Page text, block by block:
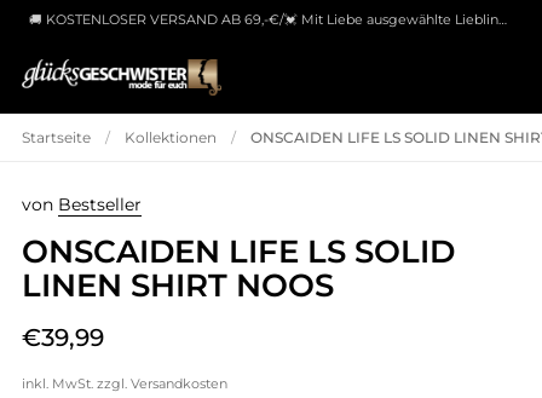
Skip to content
🚚 KOSTENLOSER VERSAND AB 69,-€/💓 Mit Liebe ausgewählte Lieblingsstücke.
Startseite / Kollektionen / ONSCAIDEN LIFE LS SOLID LINEN
von Bestseller
ONSCAIDEN LIFE LS SOLID
LINEN SHIRT NOOS
€39,99
inkl. MwSt. zzgl. Versandkosten